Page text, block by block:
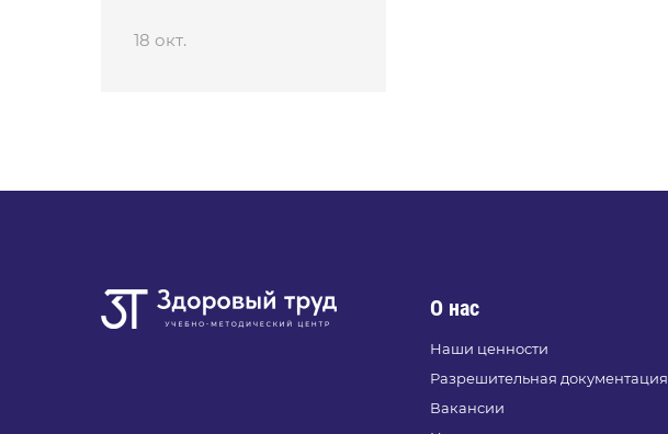
18 окт.
О нас
Наши ценности
Разрешительная документация
Вакансии